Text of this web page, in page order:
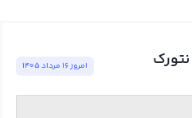
امروز ١٦ مرداد ١٤٠٥